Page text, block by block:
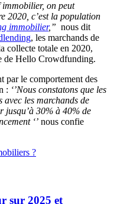
on peut
2020, c’est la population
immobilier,” nous dit
, les marchands de
collecte totale en 2020,
de Hello Crowdfunding.
par le comportement des
: ‘’Nous constatons que les
avec les marchands de
jusqu’à 30% à 40% de
‘’ nous confie
?
sur 2025 et